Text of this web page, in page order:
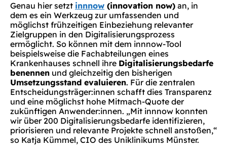
Genau hier setzt innnow (innovation now) an, in
dem es ein Werkzeug zur umfassenden und
möglichst frühzeitigen Einbeziehung relevanter
Zielgruppen in den Digitalisierungsprozess
ermöglicht. So können mit dem innnow-Tool
beispielsweise die Fachabteilungen eines
Krankenhauses schnell ihre Digitalisierungsbedarfe
benennen und gleichzeitig den bisherigen
Umsetzungsstand evaluieren. Für die zentralen
Entscheidungsträger:innen schafft dies Transparenz
und eine möglichst hohe Mitmach-Quote der
zukünftigen Anwender:innen. „Mit innnow konnten
wir über 200 Digitalisierungsbedarfe identifizieren,
priorisieren und relevante Projekte schnell anstoßen,“
so Katja Kümmel, CIO des Uniklinikums Münster.